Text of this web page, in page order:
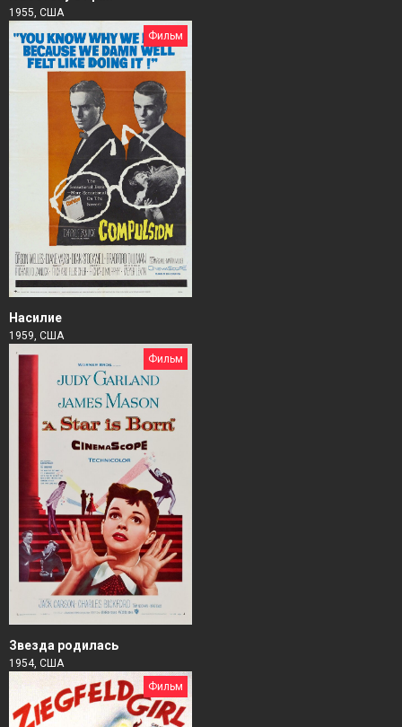
1955, США
Фильм
Насилие
1959, США
Фильм
Звезда родилась
1954, США
Фильм